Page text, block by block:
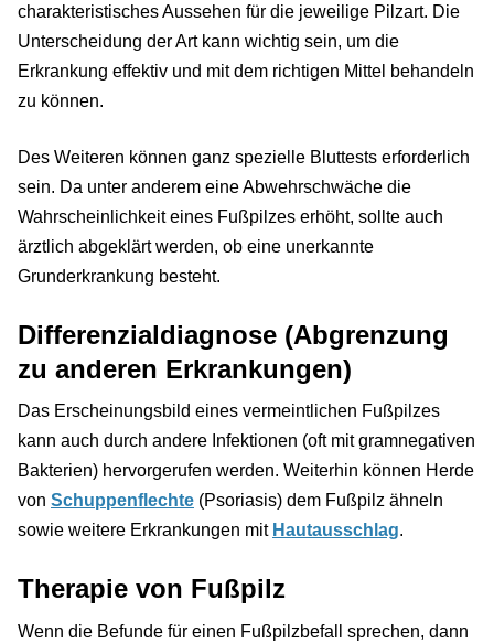
charakteristisches Aussehen für die jeweilige Pilzart. Die
Unterscheidung der Art kann wichtig sein, um die
Erkrankung effektiv und mit dem richtigen Mittel behandeln
zu können.
Des Weiteren können ganz spezielle Bluttests erforderlich
sein. Da unter anderem eine Abwehrschwäche die
Wahrscheinlichkeit eines Fußpilzes erhöht, sollte auch
ärztlich abgeklärt werden, ob eine unerkannte
Grunderkrankung besteht.
Differenzialdiagnose (Abgrenzung
zu anderen Erkrankungen)
Das Erscheinungsbild eines vermeintlichen Fußpilzes
kann auch durch andere Infektionen (oft mit gramnegativen
Bakterien) hervorgerufen werden. Weiterhin können Herde
von Schuppenflechte (Psoriasis) dem Fußpilz ähneln
sowie weitere Erkrankungen mit Hautausschlag.
Therapie von Fußpilz
Wenn die Befunde für einen Fußpilzbefall sprechen, dann